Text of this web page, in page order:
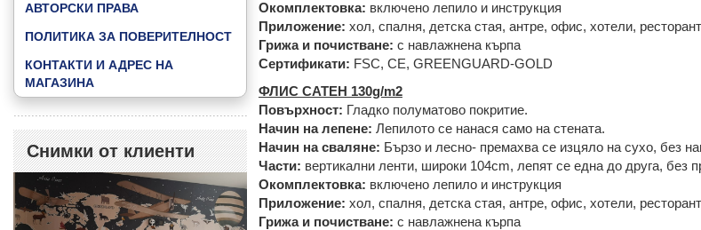
ВИЖ ВСИЧКИ КАТАЛОЗИ »
АВТОРСКИ ПРАВА
ПОЛИТИКА ЗА ПОВЕРИТЕЛНОСТ
КОНТАКТИ И АДРЕС НА
МАГАЗИНА
Снимки от клиенти
Окомплектовка: включено лепило и инструкция
Приложение: хол, спалня, детска стая, антре, офис, хотели,
Грижа и почистване: с навлажнена кърпа
Сертификати: FSC, CE, GREENGUARD-GOLD
ФЛИС САТЕН 130g/m2
Повърхност: Гладко полуматово покритие.
Начин на лепене: Лепилото се нанася само на стената.
Начин на сваляне: Бързо и лесно- премахва се изцяло на сухо, без
Части: вертикални ленти, широки 104cm, лепят се една до друга, без
Окомплектовка: включено лепило и инструкция
Приложение: хол, спалня, детска стая, антре, офис, хотели,
Грижа и почистване: с навлажнена кърпа